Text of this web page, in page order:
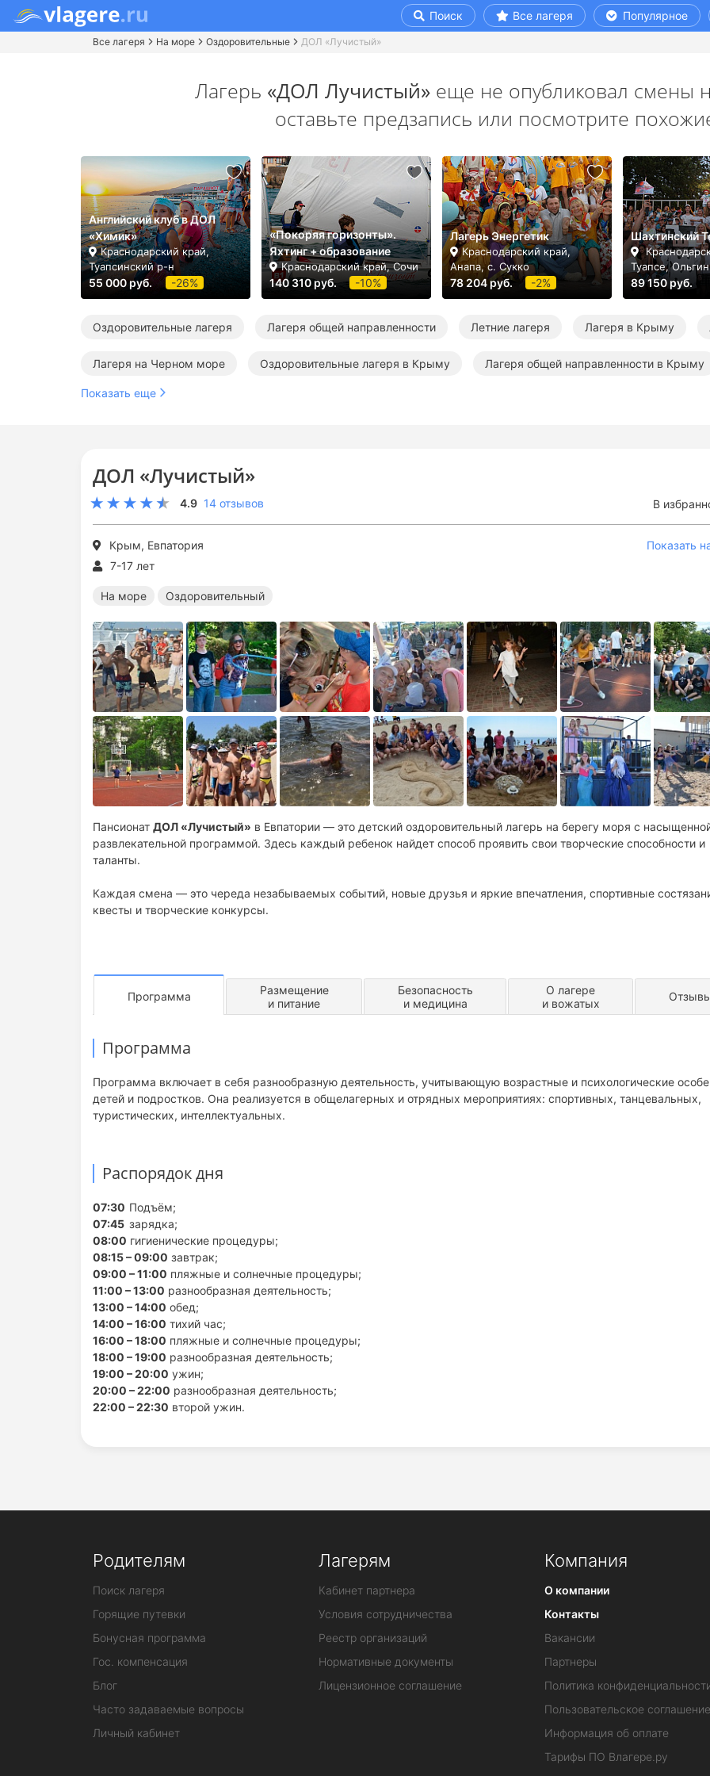
Поиск Все лагеря Популярное
Все лагеря На море Оздоровительные ДОЛ «Лучистый»
ДОЛ «Лучистый»
4.9 14 отзывов В
Крым, Евпатория
Показать
7-17 лет
На море Оздоровительный
Пансионат ДОЛ «Лучистый» в Евпатории — это детский оздоровительный лагерь на берегу моря с
развлекательной программой. Здесь каждый ребенок найдет способ проявить свои творческие способности и
таланты.
Каждая смена — это череда незабываемых событий, новые друзья и яркие впечатления, спортивные
квесты и творческие конкурсы.
Программа
Размещение
и питание
Безопасность
и медицина
О лагере
и вожатых
Программа
Программа включает в себя разнообразную деятельность, учитывающую возрастные и психологические
детей и подростков. Она реализуется в общелагерных и отрядных мероприятиях: спортивных, танцевальных,
туристических, интеллектуальных.
Распорядок дня
07:30 Подъём;
07:45 зарядка;
08:00 гигиенические процедуры;
08:15 – 09:00 завтрак;
09:00 – 11:00 пляжные и солнечные процедуры;
11:00 – 13:00 разнообразная деятельность;
13:00 – 14:00 обед;
14:00 – 16:00 тихий час;
16:00 – 18:00 пляжные и солнечные процедуры;
18:00 – 19:00 разнообразная деятельность;
19:00 – 20:00 ужин;
20:00 – 22:00 разнообразная деятельность;
22:00 – 22:30 второй ужин.
Лагерь «ДОЛ Лучистый» еще не опубликовал смены
оставьте предзапись или посмотрите
Английский клуб в ДОЛ
«Химик»
Краснодарский край,
Туапсинский р-н
55 000 руб. -26%
«Покоряя горизонты».
Яхтинг + образование
Краснодарский край, Сочи
140 310 руб. -10%
Лагерь Энергетик
Краснодарский край,
Анапа, с. Сукко
78 204 руб. -2%
Шахтинский
Туапсе,
89 150 руб.
Оздоровительные лагеря Лагеря общей направленности Летние лагеря Лагеря в Крыму
Лагеря на Черном море Оздоровительные лагеря в Крыму Лагеря общей направленности в Крыму
Лагеря общей направленности на море
Показать еще
Родителям
Поиск лагеря
Горящие путевки
Бонусная программа
Гос. компенсация
Блог
Часто задаваемые вопросы
Личный кабинет
Лагерям
Кабинет партнера
Условия сотрудничества
Реестр организаций
Нормативные документы
Лицензионное соглашение
Компания
О компании
Контакты
Вакансии
Партнеры
Политика
Пользовательское соглашение
Информация об оплате
Тарифы ПО Влагере.ру